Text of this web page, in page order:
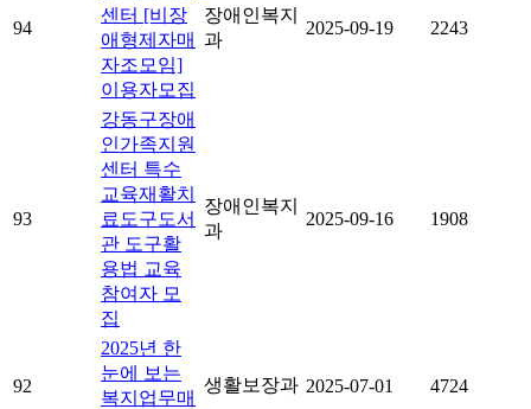
94
센터 [비장
애형제자매
자조모임]
이용자모집
장애인복지
과
2025-09-19 2243
93
강동구장애
인가족지원
센터 특수
교육재활치
료도구도서
관 도구활
용법 교육
참여자 모
집
장애인복지
과
2025-09-16 1908
92
2025년 한
눈에 보는
복지업무매
생활보장과 2025-07-01 4724